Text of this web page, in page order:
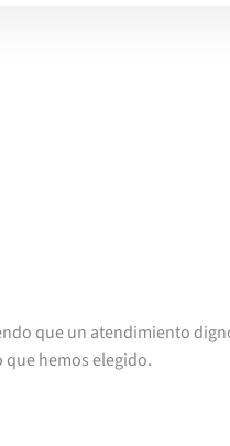
que un atendimiento
hemos elegido.